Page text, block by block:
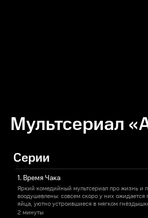
Мультсериал
Серии
1. Время Чака
Яркий комедийный мультсериал про жизнь и
воодушевлены: совсем скоро у них
яйца, уютно устроившиеся в мягком
потомство и с полной самоотверженностью
2 минуты